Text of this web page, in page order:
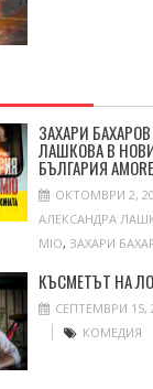
ЗАХАРИ
ЛАШКОВА В
БЪЛГАРИЯ
ОКТОМВРИ 2,
АЛЕКСАНДРА
MIO, ЗАХАРИ
КЪСМЕТЪТ НА
СЕПТЕМВРИ 15,
КОМЕДИЯ